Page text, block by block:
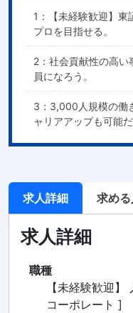
1：【未経験歓迎】東
プロを目指せる。
2：社会貢献性の高
員になろう。
3：3,000人規模の働
ャリアアップも可能だ
求人詳細 求め
求人詳細
職種
【未経験歓迎
コーポレート ]